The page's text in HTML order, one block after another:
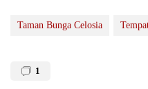
Taman Bunga Celosia
1